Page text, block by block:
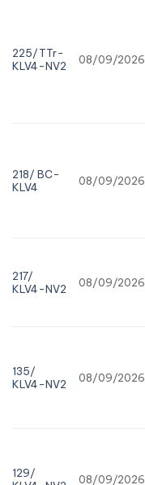
225/TTr-
KLV4-NV2
08/09/2026
218/ BC-
KLV4
08/09/2026
217/
KLV4-NV2
08/09/2026
135/
KLV4-NV2
08/09/2026
129/
08/09/2026